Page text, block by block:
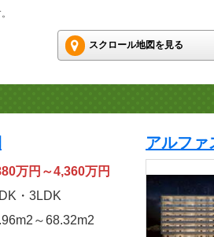
スクロール地図を見る
万円～4,360万円
・3LDK
2 ～68.32m2
アルフ